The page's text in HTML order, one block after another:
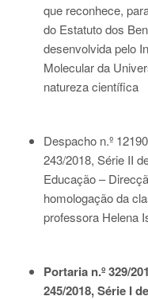
que reconhece,
do Estatuto dos
desenvolvida pelo
Molecular da
natureza científica
Despacho n.º
243/2018, Série II
Educação –
homologação da
professora Helena
Portaria n.º 329/
245/2018, Série I